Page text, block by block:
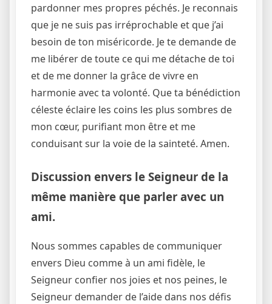
pardonner mes propres péchés. Je reconnais
que je ne suis pas irréprochable et que j’ai
besoin de ton miséricorde. Je te demande de
me libérer de toute ce qui me détache de toi
et de me donner la grâce de vivre en
harmonie avec ta volonté. Que ta bénédiction
céleste éclaire les coins les plus sombres de
mon cœur, purifiant mon être et me
conduisant sur la voie de la sainteté. Amen.
Discussion envers le Seigneur de la
même manière que parler avec un
ami.
Nous sommes capables de communiquer
envers Dieu comme à un ami fidèle, le
Seigneur confier nos joies et nos peines, le
Seigneur demander de l’aide dans nos défis